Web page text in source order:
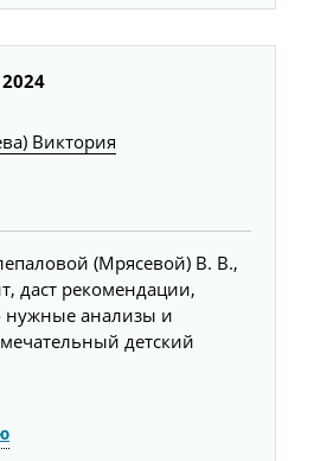
Виктория
(Мрясевой) В. В.,
даст рекомендации,
нужные анализы и
детский